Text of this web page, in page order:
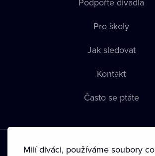
Pro školy
Jak sledovat
Kontakt
Často se ptáte
Milí diváci, používáme soubory